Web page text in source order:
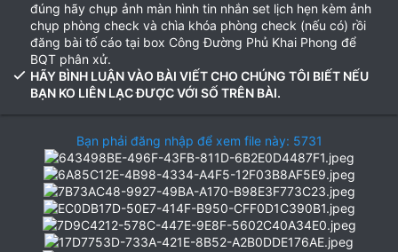
đúng hãy chụp ảnh màn hình tin nhắn set lịch hẹn kèm ảnh
chụp phòng check và chìa khóa phòng check (nếu có) rồi
đăng bài tố cáo tại box Công Đường Phủ Khai Phong để
BQT phân xử.
HÃY BÌNH LUẬN VÀO BÀI VIẾT CHO CHÚNG TÔI BIẾT NẾU
BẠN KO LIÊN LẠC ĐƯỢC VỚI SỐ TRÊN BÀI.
Bạn phải đăng nhập để xem file này: 5731